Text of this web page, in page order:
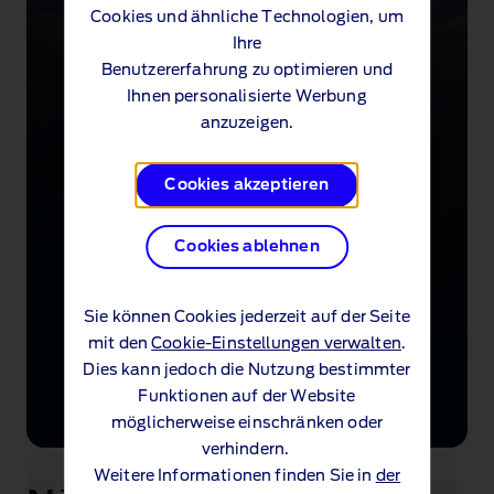
Cookies und ähnliche Technologien, um
Ihre
Benutzererfahrung zu optimieren und
Ihnen personalisierte Werbung
anzuzeigen.
Cookies akzeptieren
Cookies ablehnen
Sie können Cookies jederzeit auf der Seite
mit denCookie-Einstellungen verwalten.
Dies kann jedoch die Nutzung bestimmter
Funktionen auf der Website
möglicherweise einschränken oder
verhindern.
Weitere Informationen finden Sie in der